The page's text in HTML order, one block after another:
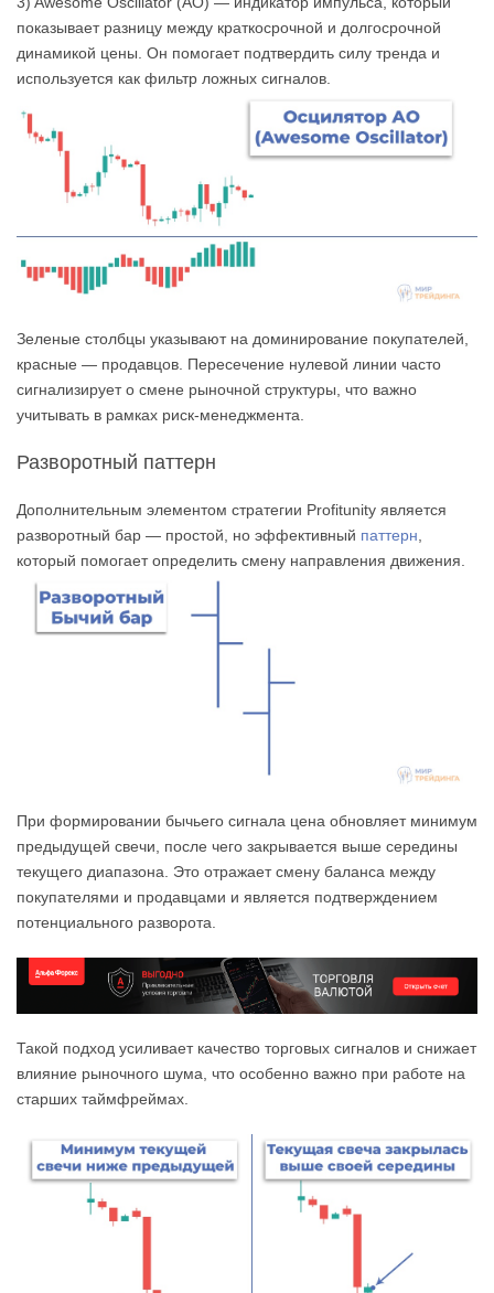
показывает разницу между краткосрочной и долгосрочной
динамикой цены. Он помогает подтвердить силу тренда и
используется как фильтр ложных сигналов.
Зеленые столбцы указывают на доминирование покупателей,
красные — продавцов. Пересечение нулевой линии часто
сигнализирует о смене рыночной структуры, что важно
учитывать в рамках риск-менеджмента.
Разворотный паттерн
Дополнительным элементом стратегии Profitunity является
разворотный бар — простой, но эффективный паттерн
который помогает определить смену направления движения.
При формировании бычьего сигнала цена обновляет минимум
предыдущей свечи, после чего закрывается выше середины
текущего диапазона. Это отражает смену баланса между
покупателями и продавцами и является подтверждением
потенциального разворота.
Такой подход усиливает качество торговых сигналов и снижает
влияние рыночного шума, что особенно важно при работе на
старших таймфреймах.